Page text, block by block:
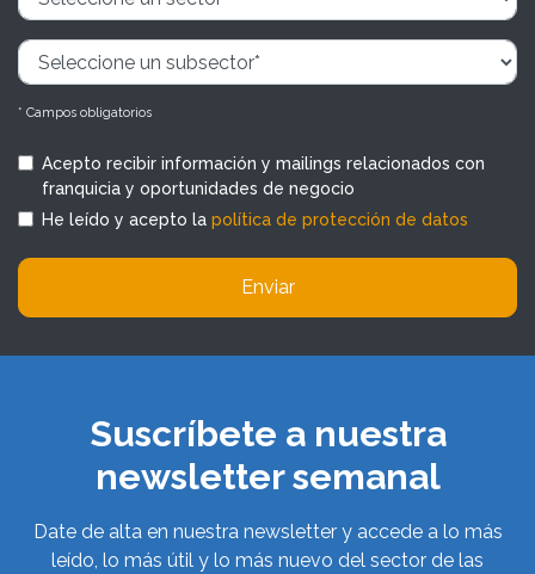
* Campos obligatorios
Acepto recibir información y mailings relacionados con
franquicia y oportunidades de negocio
He leído y acepto la política de protección de datos
Enviar
Suscríbete a nuestra
newsletter semanal
Date de alta en nuestra newsletter y accede a lo más
leído, lo más útil y lo más nuevo del sector de las